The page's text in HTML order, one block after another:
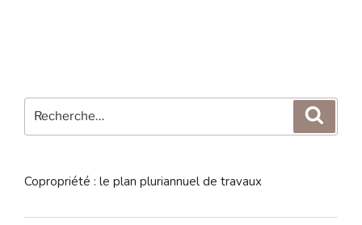
pour
Copropriété : le plan pluriannuel de travaux